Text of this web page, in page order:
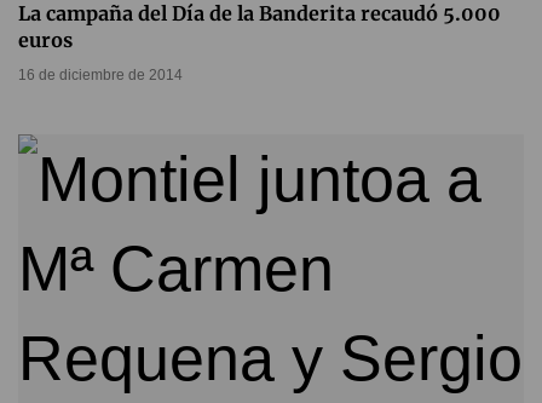
La campaña del Día de la Banderita recaudó 5.000
euros
16 de diciembre de 2014